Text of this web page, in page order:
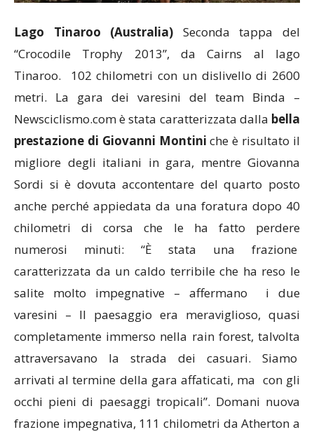
Lago Tinaroo (Australia) Seconda tappa del
“Crocodile Trophy 2013”, da Cairns al lago
Tinaroo. 102 chilometri con un dislivello di 2600
metri. La gara dei varesini del team Binda –
Newsciclismo.com è stata caratterizzata dalla bella
prestazione di Giovanni Montini che è risultato il
migliore degli italiani in gara, mentre Giovanna
Sordi si è dovuta accontentare del quarto posto
anche perché appiedata da una foratura dopo 40
chilometri di corsa che le ha fatto perdere
numerosi minuti: “È stata una frazione
caratterizzata da un caldo terribile che ha reso le
salite molto impegnative – affermano i due
varesini – Il paesaggio era meraviglioso, quasi
completamente immerso nella rain forest, talvolta
attraversavano la strada dei casuari. Siamo
arrivati al termine della gara affaticati, ma con gli
occhi pieni di paesaggi tropicali”. Domani nuova
frazione impegnativa, 111 chilometri da Atherton a